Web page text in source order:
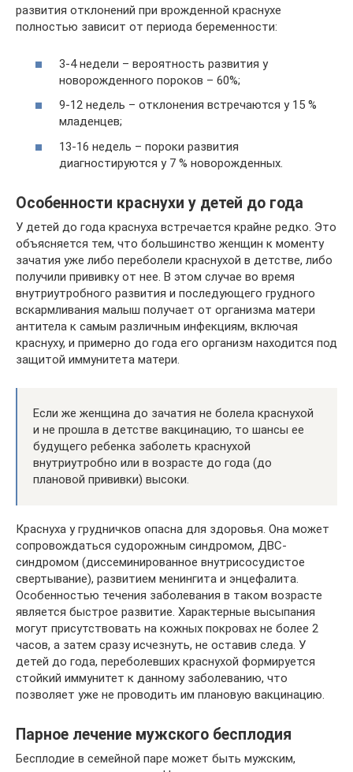
развития отклонений при врожденной краснухе
полностью зависит от периода беременности:
3-4 недели – вероятность развития у
новорожденного пороков – 60%;
9-12 недель – отклонения встречаются у 15 %
младенцев;
13-16 недель – пороки развития
диагностируются у 7 % новорожденных.
Особенности краснухи у детей до года
У детей до года краснуха встречается крайне редко. Это
объясняется тем, что большинство женщин к моменту
зачатия уже либо переболели краснухой в детстве, либо
получили прививку от нее. В этом случае во время
внутриутробного развития и последующего грудного
вскармливания малыш получает от организма матери
антитела к самым различным инфекциям, включая
краснуху, и примерно до года его организм находится под
защитой иммунитета матери.
Если же женщина до зачатия не болела краснухой
и не прошла в детстве вакцинацию, то шансы ее
будущего ребенка заболеть краснухой
внутриутробно или в возрасте до года (до
плановой прививки) высоки.
Краснуха у грудничков опасна для здоровья. Она может
сопровождаться судорожным синдромом, ДВС-
синдромом (диссеминированное внутрисосудистое
свертывание), развитием менингита и энцефалита.
Особенностью течения заболевания в таком возрасте
является быстрое развитие. Характерные высыпания
могут присутствовать на кожных покровах не более 2
часов, а затем сразу исчезнуть, не оставив следа. У
детей до года, переболевших краснухой формируется
стойкий иммунитет к данному заболеванию, что
позволяет уже не проводить им плановую вакцинацию.
Парное лечение мужского бесплодия
Бесплодие в семейной паре может быть мужским,